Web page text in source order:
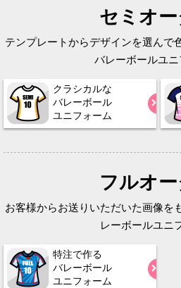
セミオ
テンプレートからデザインを選んで
バレーボールユニ
クラシカルな
バレーボール
ユニフォーム
フルオ
お客様からお送りいただいた画像を
レーボールユニ
特注で作る
バレーボール
ユニフォーム